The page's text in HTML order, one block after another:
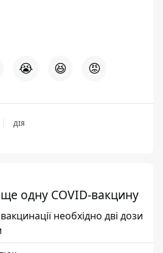
😭 😆 😡
ДІЯ
одну COVID-вакцину
необхідно дві дози